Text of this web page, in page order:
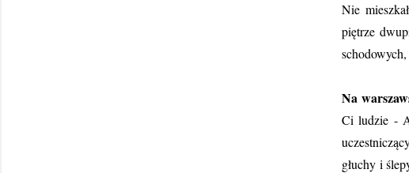
Nie
piętrze
Na
Ci ludzie -
głuchy i